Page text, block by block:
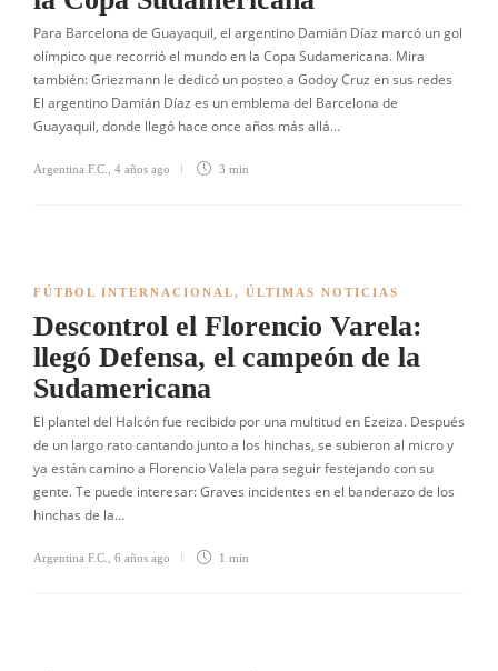
Para Barcelona de Guayaquil, el argentino Damián Díaz marcó un gol
olímpico que recorrió el mundo en la Copa Sudamericana. Mira
también: Griezmann le dedicó un posteo a Godoy Cruz en sus redes
El argentino Damián Díaz es un emblema del Barcelona de
Guayaquil, donde llegó hace once años más allá…
Argentina F.C. 4 años ago 3 min
FÚTBOL INTERNACIONAL, ÚLTIMAS NOTICIAS
Descontrol el Florencio Varela:
llegó Defensa, el campeón de la
Sudamericana
El plantel del Halcón fue recibido por una multitud en Ezeiza. Después
de un largo rato cantando junto a los hinchas, se subieron al micro y
ya están camino a Florencio Valela para seguir festejando con su
gente. Te puede interesar: Graves incidentes en el banderazo de los
hinchas de la…
Argentina F.C. 6 años ago 1 min